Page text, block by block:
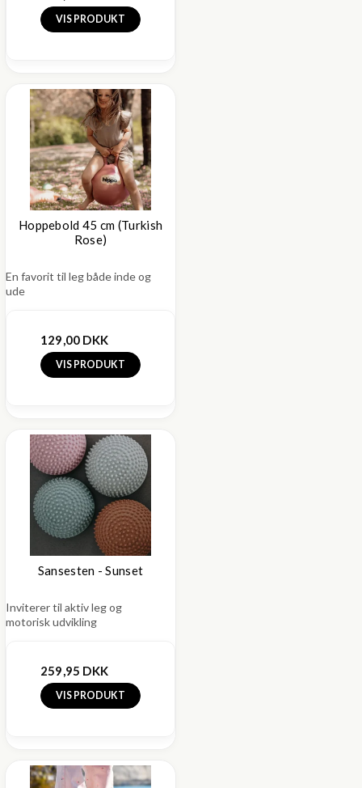
VIS PRODUKT
Hoppebold 45 cm (Turkish
Rose)
En favorit til leg både inde og
ude
129,00 DKK
VIS PRODUKT
Sansesten - Sunset
Inviterer til aktiv leg og
motorisk udvikling
259,95 DKK
VIS PRODUKT